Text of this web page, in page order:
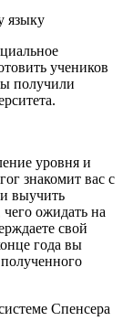
языку
учеников
получили
уровня и
знакомит вас c
выучить
ожидать на
свой
года вы
Спенсера